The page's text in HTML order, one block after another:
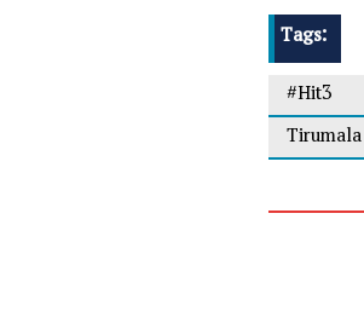
Tags:
#Hit3
Tirumala